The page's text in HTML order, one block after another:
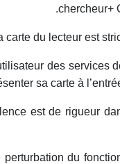
chercheur+
carte du lecteur est
des services
sa carte à
est de rigueur
perturbation du